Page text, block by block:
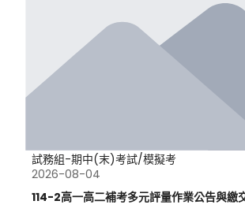
試務組-期中(末)考試/模擬考
2026-08-04
114-2高一高二補考多元評量作業公告與繳